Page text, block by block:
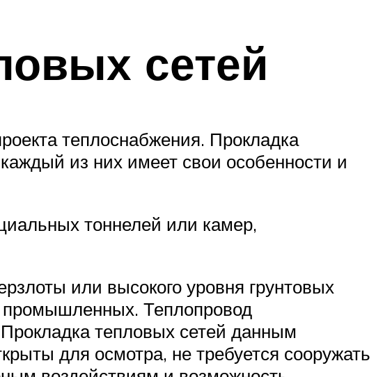
сетей
теплоснабжения. Прокладка
из них имеет свои особенности и
тоннелей или камер,
или высокого уровня грунтовых
промышленных. Теплопровод
тепловых сетей данным
для осмотра, не требуется сооружать